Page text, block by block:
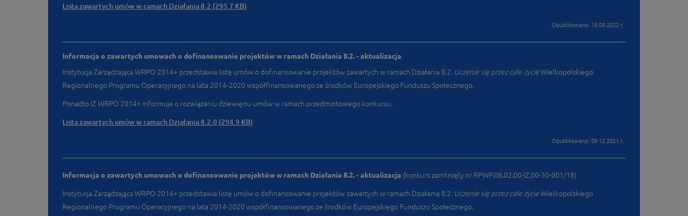
Lista zawartych umów w ramach Działania 8.2 (295.7 KB)
Opublikowano: 16.08.2022 r.
Informacja o zawartych umowach o dofinansowanie projektów w ramach Działania 8.2. - aktualizacja
Instytucja Zarządzająca WRPO 2014+ przedstawia listę umów o dofinansowanie projektów zawartych w ramach Działania 8.2 . Uczenie się przez całe życieWielkopolskiego
Regionalnego Programu Operacyjnego na lata 2014‑2020 współfinansowanego ze środków Europejskiego Funduszu Społecznego.
Ponadto IZ WRPO 2014+ informuje o rozwiązaniu dziewięciu umów w ramach przedmiotowego konkursu.
Lista zawartych umów w ramach Działania 8.2.0 (294.9 KB)
Opublikowano: 09.12.2021 r.
Informacja o zawartych umowach o dofinansowanie projektów w ramach Działania 8.2. - aktualizacja (konkurs zamknięty nr RPWP.08.02.00-IZ.00-30-001/18)
Instytucja Zarządzająca WRPO 2014+ przedstawia listę umów o dofinansowanie projektów zawartych w ramach Działania 8.2 . Uczenie się przez całe życieWielkopolskiego
Regionalnego Programu Operacyjnego na lata 2014-2020 współfinansowanego ze środków Europejskiego Funduszu Społecznego.